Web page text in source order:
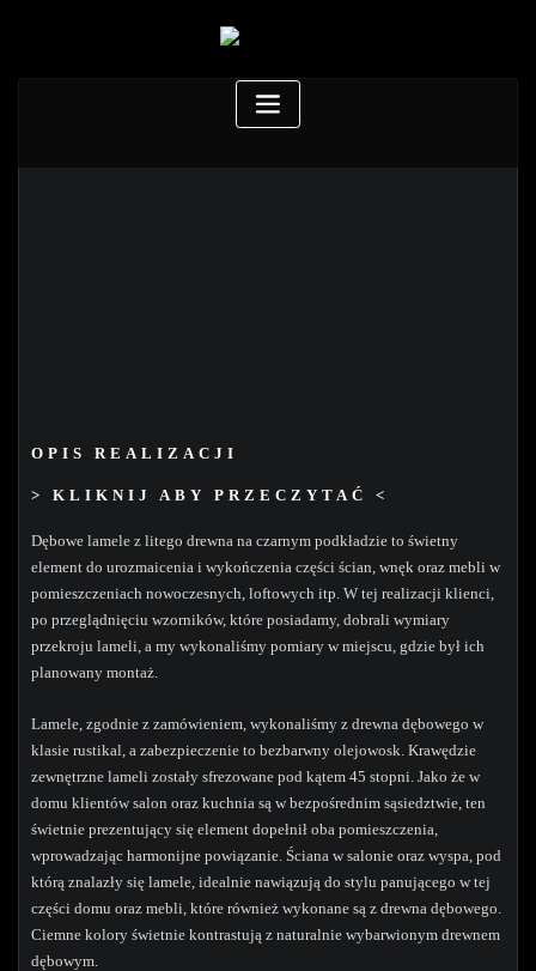
OPIS REALIZACJI
> KLIKNIJ ABY PRZECZYTAĆ <
Dębowe lamele z litego drewna na czarnym podkładzie to świetny
element do urozmaicenia i wykończenia części ścian, wnęk oraz mebli w
pomieszczeniach nowoczesnych, loftowych itp. W tej realizacji klienci,
po przeglądnięciu wzorników, które posiadamy, dobrali wymiary
przekroju lameli, a my wykonaliśmy pomiary w miejscu, gdzie był ich
planowany montaż.
Lamele, zgodnie z zamówieniem, wykonaliśmy z drewna dębowego w
klasie rustikal, a zabezpieczenie to bezbarwny olejowosk. Krawędzie
zewnętrzne lameli zostały sfrezowane pod kątem 45 stopni. Jako że w
domu klientów salon oraz kuchnia są w bezpośrednim sąsiedztwie, ten
świetnie prezentujący się element dopełnił oba pomieszczenia,
wprowadzając harmonijne powiązanie. Ściana w salonie oraz wyspa, pod
którą znalazły się lamele, idealnie nawiązują do stylu panującego w tej
części domu oraz mebli, które również wykonane są z drewna dębowego.
Ciemne kolory świetnie kontrastują z naturalnie wybarwionym drewnem
dębowym.